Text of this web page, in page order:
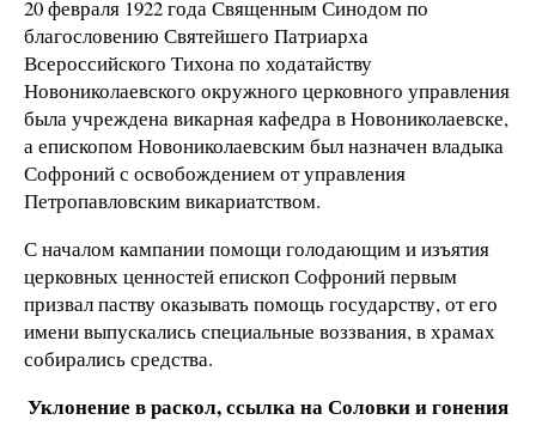
20 февраля 1922 года Священным Синодом по
благословению Святейшего Патриарха
Всероссийского Тихона по ходатайству
Новониколаевского окружного церковного управления
была учреждена викарная кафедра в Новониколаевске,
а епископом Новониколаевским был назначен владыка
Софроний с освобождением от управления
Петропавловским викариатством.
С началом кампании помощи голодающим и изъятия
церковных ценностей епископ Софроний первым
призвал паству оказывать помощь государству, от его
имени выпускались специальные воззвания, в храмах
собирались средства.
Уклонение в раскол, ссылка на Соловки и гонения